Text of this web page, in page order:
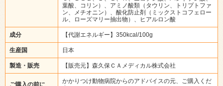
葉酸、コリン）、アミノ酸類（タウリン、トリプトファ
ン、メチオニン）、酸化防止剤（ミックストコフェロー
ル、ローズマリー抽出物）、ヒアルロン酸
成分 【代謝エネルギー】350kcal/100g
生産国 日本
製造・販売 【販売元】森久保ＣＡメディカル株式会社
ご購入の前に
かかりつけ動物病院からのアドバイスの元、ご購入くだ